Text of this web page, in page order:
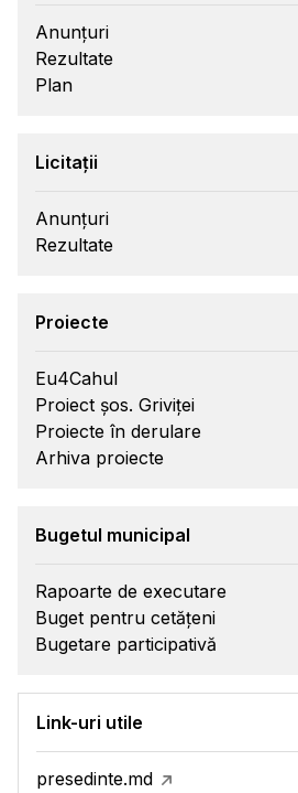
Anunțuri
Rezultate
Plan
Licitații
Anunțuri
Rezultate
Proiecte
Eu4Cahul
Proiect șos. Griviței
Proiecte în derulare
Arhiva proiecte
Bugetul municipal
Rapoarte de executare
Buget pentru cetățeni
Bugetare participativă
Link-uri utile
presedinte.md